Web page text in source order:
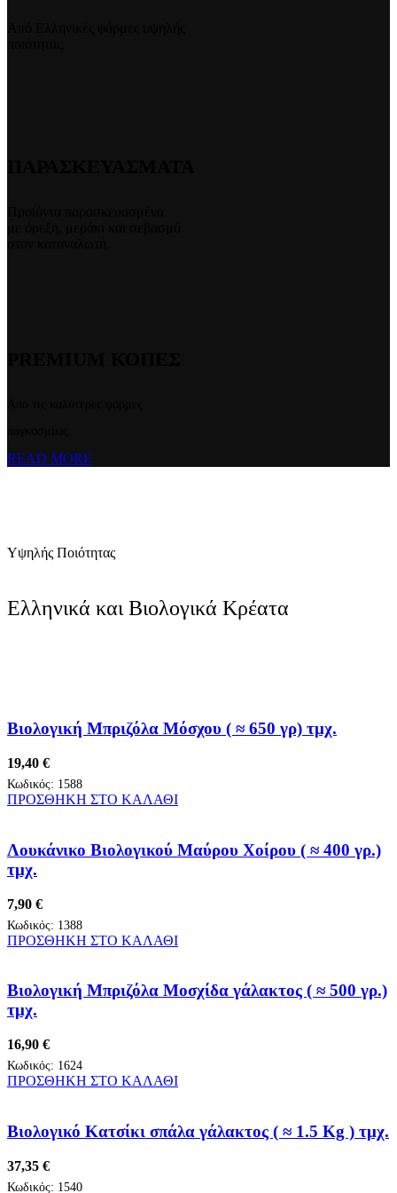
READ MORE
Υψηλής Ποιότητας
Ελληνικά και Βιολογικά Κρέατα
Βιολογική Μπριζόλα Μόσχου ( ≈ 650 γρ) τμχ.
19,40 €
Κωδικός: 1588
ΠΡΟΣΘΗΚΗ ΣΤΟ ΚΑΛΑΘΙ
Λουκάνικο Βιολογικού Μαύρου Χοίρου ( ≈ 400 γρ.)
τμχ.
7,90 €
Κωδικός: 1388
ΠΡΟΣΘΗΚΗ ΣΤΟ ΚΑΛΑΘΙ
Βιολογική Μπριζόλα Μοσχίδα γάλακτος ( ≈ 500 γρ.)
τμχ.
16,90 €
Κωδικός: 1624
ΠΡΟΣΘΗΚΗ ΣΤΟ ΚΑΛΑΘΙ
Βιολογικό Κατσίκι σπάλα γάλακτος ( ≈ 1.5 Kg ) τμχ.
37,35 €
Κωδικός: 1540